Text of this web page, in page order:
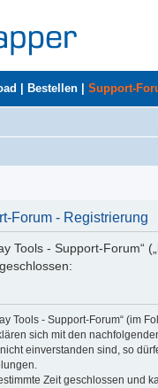
Bestellen Support-
Forum - Registrierung
Tools - Support-Forum“
Tools - Support-Forum“ (im
sich mit den
einverstanden sind, so
Zeit geschlossen und